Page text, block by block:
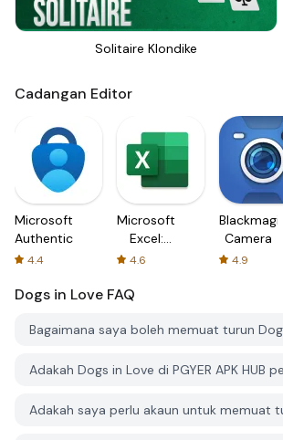
Solitaire Klondike
Cadangan Editor
Microsoft
Authenticator
4.4
Microsoft
Excel:
Spreadsheets
4.6
Blackmagic
Camera
4.9
Dogs in Love FAQ